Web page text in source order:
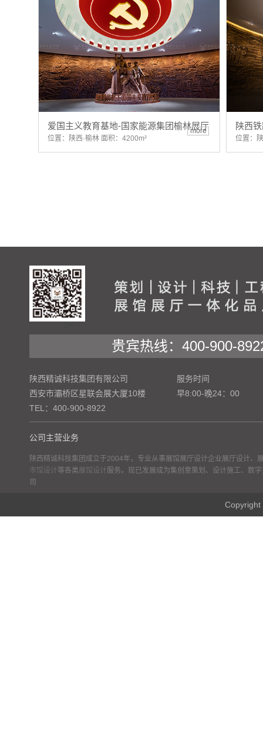
爱国主义教育基地-国家能源集团榆林展厅
位置：陕西·榆林 面积：4200m²
more 陕西
位置：
贵宾热线：400-900-
陕西精诚科技集团有限公司
西安市灞桥区星联会展大厦10楼
TEL：400-900-8922
服务时间
早8:00-晚24：00
公司主营业务
陕西精诚科技集团成立于2004年，专业从事展馆展厅设计企业展厅设计、
市馆设计等各类 展馆设计 服务。现已发展成为集创意策划、设计施工、数
司